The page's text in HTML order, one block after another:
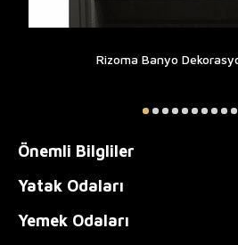
Rizoma Banyo
Önemli Bilgliler
Yatak Odaları
Yemek Odaları